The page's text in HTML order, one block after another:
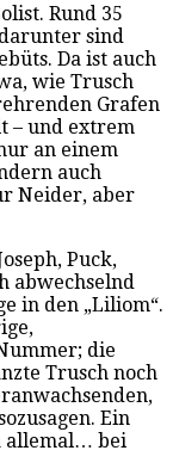
Rund 35
sind
Da ist auch
wie Trusch
Grafen
– und extrem
an einem
auch
Neider, aber
Puck,
abwechselnd
in den „Liliom“.
die
Trusch noch
Ein
allemal… bei